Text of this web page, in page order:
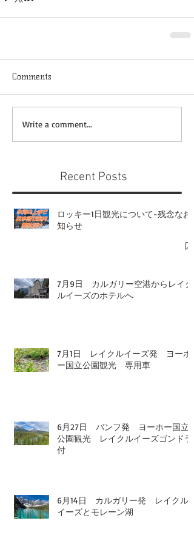
Comments
Write a comment...
Recent Posts
ロッキー1日観光について-残念なお
知らせ
7月9日 カルガリー空港からレイク
ルイーズのホテルへ
7月1日 レイクルイーズ発 ヨーホ
ー国立公園観光 専用車
6月27日 バンフ発 ヨーホー国立
公園観光 レイクルイーズゴンドラ
付
6月14日 カルガリー発 レイクル
イーズとモレーン湖